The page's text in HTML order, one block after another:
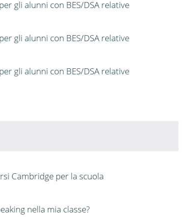
gli alunni con BES/DSA relative
gli alunni con BES/DSA relative
gli alunni con BES/DSA relative
Cambridge per la scuola
nella mia classe?